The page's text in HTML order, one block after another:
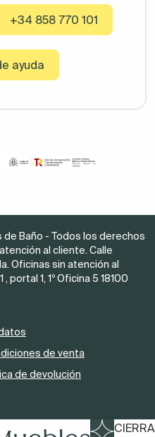
+34 858 770 101
ayuda
Baño - Todos los derechos
al cliente. Calle
Oficinas sin atención al
portal 1, 1º Oficina 5 18100
de venta
de devolución
CIERRA